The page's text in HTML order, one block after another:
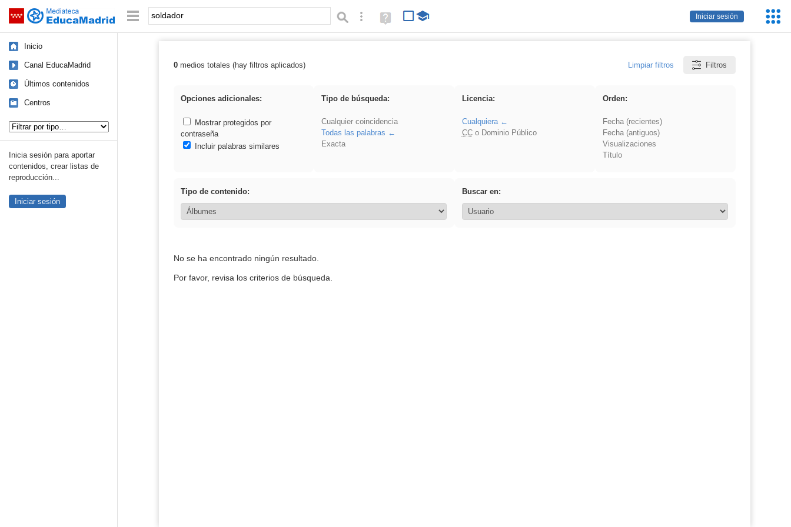
Saltar navegación
Iniciar sesión
Palabra o frase: Búsqueda avanzada
Ayuda
(en
Inicio
Canal EducaMadrid
Últimos contenidos
Centros
Inicia sesión para aportar
contenidos, crear listas de
reproducción...
Iniciar sesión
Resultados de: soldador
0medios totales (hay filtros aplicados) Limpiar filtros Filtros
Opciones adicionales:
Mostrar protegidos por
contraseña
Incluir palabras similares
Tipo de búsqueda:
Cualquier coincidencia
Todas las palabras
Exacta
Licencia:
Cualquiera
CCo Dominio Público
Orden:
Fecha (recientes)
Fecha (antiguos)
Visualizaciones
Título
Tipo de contenido: Buscar en:
No se ha encontrado ningún resultado.
Por favor, revisa los criterios de búsqueda.